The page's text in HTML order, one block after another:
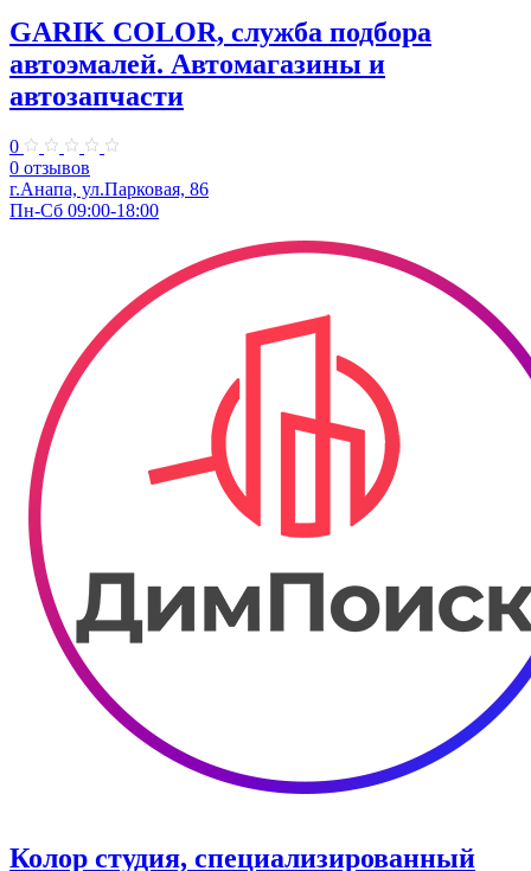
GARIK COLOR, служба подбора
автоэмалей. Автомагазины и
автозапчасти
0
0 отзывов
г.Анапа, ул.Парковая, 86
Пн-Сб 09:00-18:00
Колор студия, специализированный